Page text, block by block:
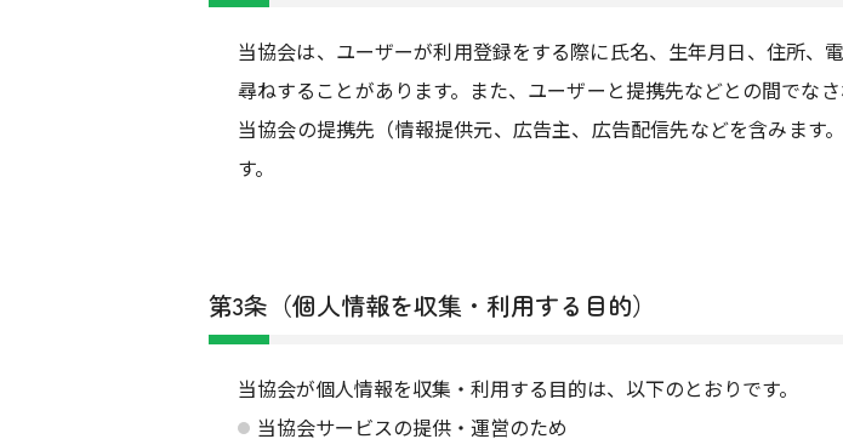
当協会は、ユーザーが利用登録をする際に氏名、生年月日、住所
尋ねすることがあります。また、ユーザーと提携先などとの間でな
当協会の提携先（情報提供元、広告主、広告配信先などを含みます
す。
第3条（個人情報を収集・利用する目的）
当協会が個人情報を収集・利用する目的は、以下のとおりです。
当協会サービスの提供・運営のため